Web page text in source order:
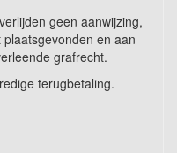
geen aanwijzing,
en aan
grafrecht.
terugbetaling.